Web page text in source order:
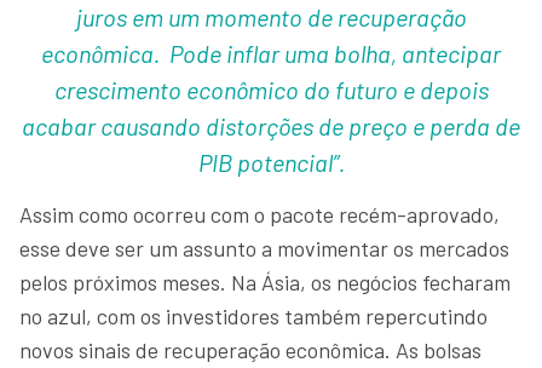
juros em um momento de recuperação
econômica. Pode inflar uma bolha, antecipar
crescimento econômico do futuro e depois
acabar causando distorções de preço e perda de
PIB potencial”.
Assim como ocorreu com o pacote recém-aprovado,
esse deve ser um assunto a movimentar os mercados
pelos próximos meses. Na Ásia, os negócios fecharam
no azul, com os investidores também repercutindo
novos sinais de recuperação econômica. As bolsas